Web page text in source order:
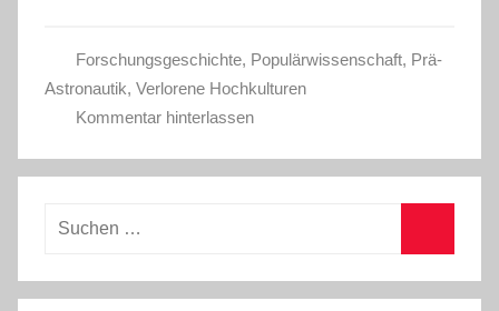
Forschungsgeschichte, Populärwissenschaft, Prä-
Astronautik, Verlorene Hochkulturen
Kommentar hinterlassen
Suchen